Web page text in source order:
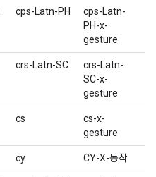
cps-Latn-PH
cps-Latn-
PH-x-
gesture
crs-Latn-SC
crs-Latn-
SC-x-
gesture
cs
cs-x-
gesture
cy CY-X-동작